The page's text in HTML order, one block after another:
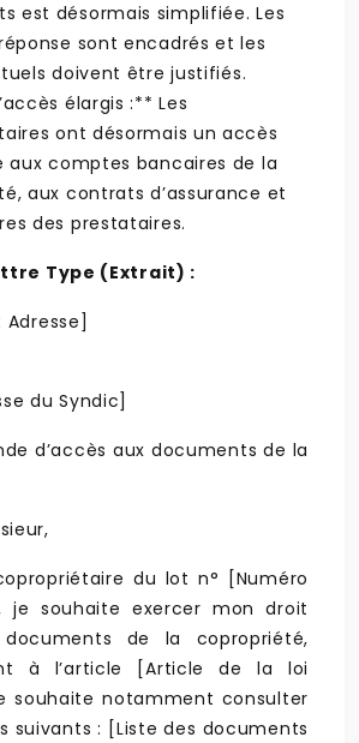
est désormais simplifiée. Les
sont encadrés et les
doivent être justifiés.
élargis :** Les
ont désormais un accès
aux comptes bancaires de la
aux contrats d’assurance et
des prestataires.
Type (Extrait) :
du Syndic]
d’accès aux documents de la
du lot n° [Numéro
souhaite exercer mon droit
documents de la copropriété,
à l’article [Article de la loi
souhaite notamment consulter
suivants : [Liste des documents